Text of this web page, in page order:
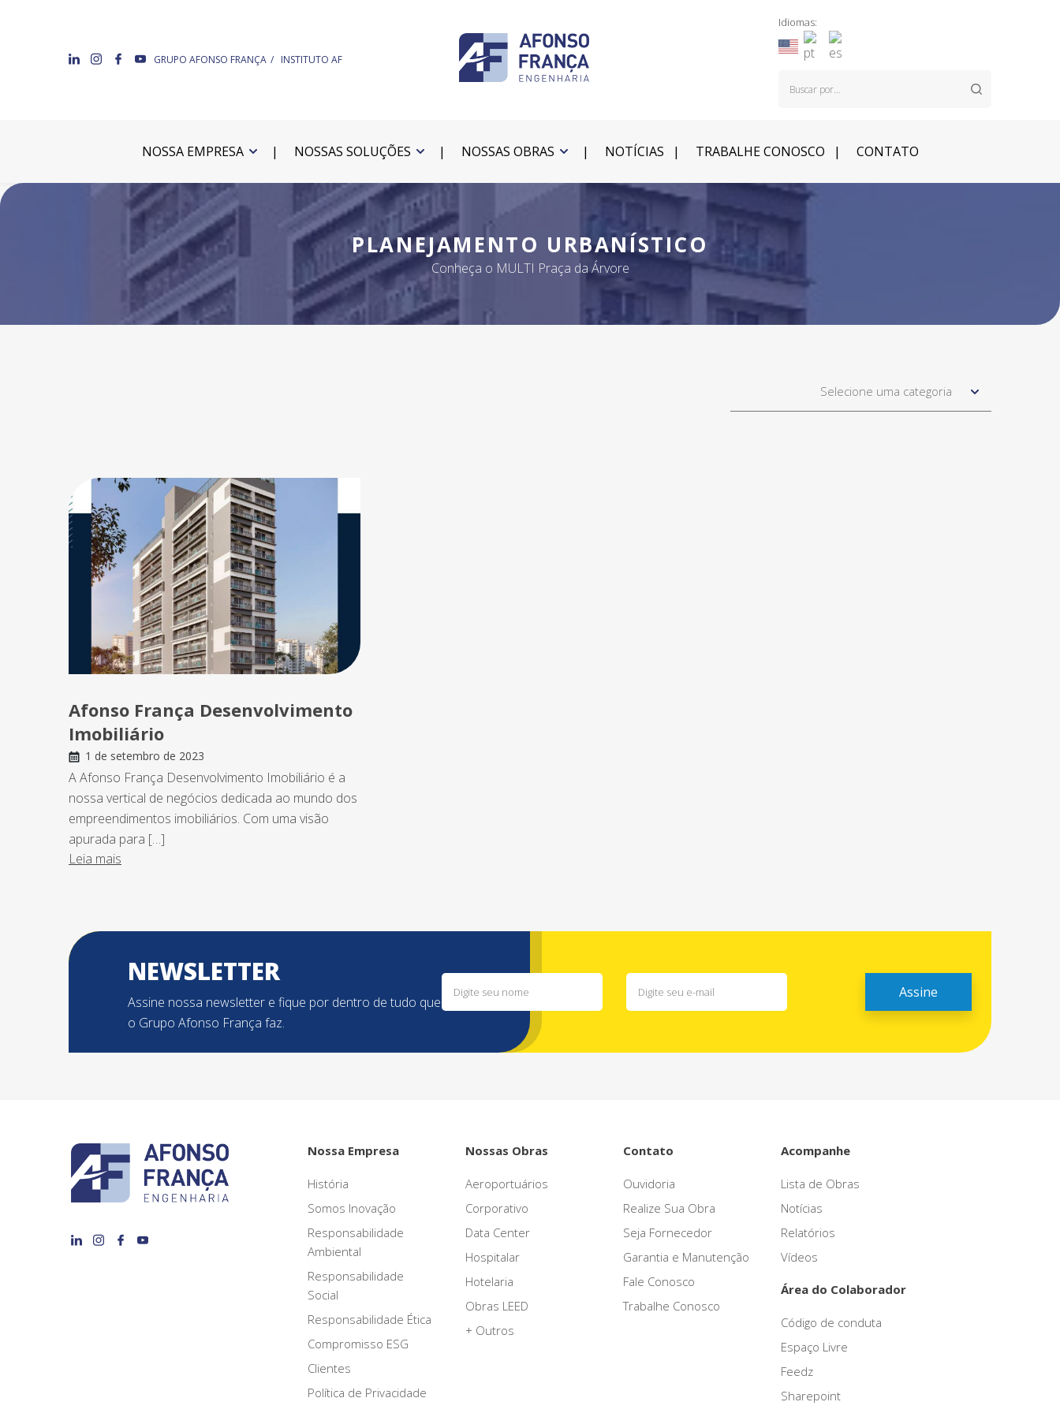
GRUPO AFONSO FRANÇA INSTITUTO AF
Idiomas:
NOSSA EMPRESA NOSSAS SOLUÇÕES NOSSAS OBRAS NOTÍCIAS TRABALHE CONOSCO CONTATO
PLANEJAMENTO URBANÍSTICO
Conheça o MULTI Praça da Árvore
Selecione uma categoria
Afonso França Desenvolvimento
Imobiliário
1 de setembro de 2023
A Afonso França Desenvolvimento Imobiliário é a
nossa vertical de negócios dedicada ao mundo dos
empreendimentos imobiliários. Com uma visão
apurada para […]
Leia mais
NEWSLETTER
Assine nossa newsletter e fique por dentro de tudo que
o Grupo Afonso França faz.
Nossa Empresa
História
Somos Inovação
Responsabilidade
Ambiental
Responsabilidade
Social
Responsabilidade Ética
Compromisso ESG
Clientes
Política de Privacidade
Nossas Obras
Aeroportuários
Corporativo
Data Center
Hospitalar
Hotelaria
Obras LEED
+ Outros
Contato
Ouvidoria
Realize Sua Obra
Seja Fornecedor
Garantia e Manutenção
Fale Conosco
Trabalhe Conosco
Acompanhe
Lista de Obras
Notícias
Relatórios
Vídeos
Área do Colaborador
Código de conduta
Espaço Livre
Feedz
Sharepoint